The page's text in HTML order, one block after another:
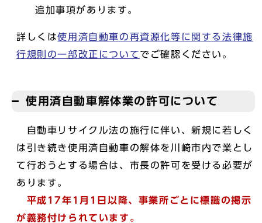
追加事項があります。
詳しくは使用済自動車の再資源化等に関する法律施
行規則の一部改正についてでご確認ください。
使用済自動車解体業の許可について
自動車リサイクル法の施行に伴い、新規に若しく
は引き続き使用済自動車の解体を川崎市内で業とし
て行おうとする場合は、市長の許可を受ける必要が
あります。
平成17年1月1日以降、事業所ごとに標識の掲示
が義務付けられています。